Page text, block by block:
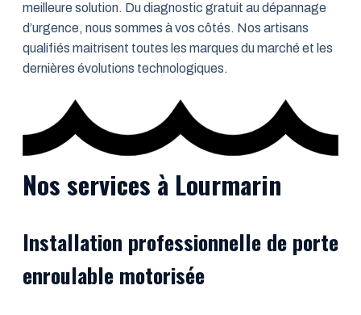
meilleure solution. Du diagnostic gratuit au dépannage
d’urgence, nous sommes à vos côtés. Nos artisans
qualifiés maitrisent toutes les marques du marché et les
dernières évolutions technologiques.
Nos services à Lourmarin
Installation professionnelle de porte
enroulable motorisée